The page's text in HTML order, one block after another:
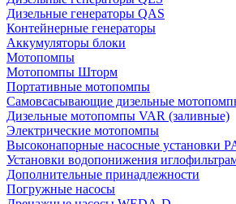
Дизельные генераторы QAS
Контейнерные генераторы
Аккумуляторы блоки
Мотопомпы
Мотопомпы Шторм
Портативные мотопомпы
Самовсасывающие дизельные
Дизельные мотопомпы VAR (заливные)
Электрические мотопомпы
Высоконапорные насосные установки
Установки водопонижения
Дополнительные принадлежности
Погружные насосы